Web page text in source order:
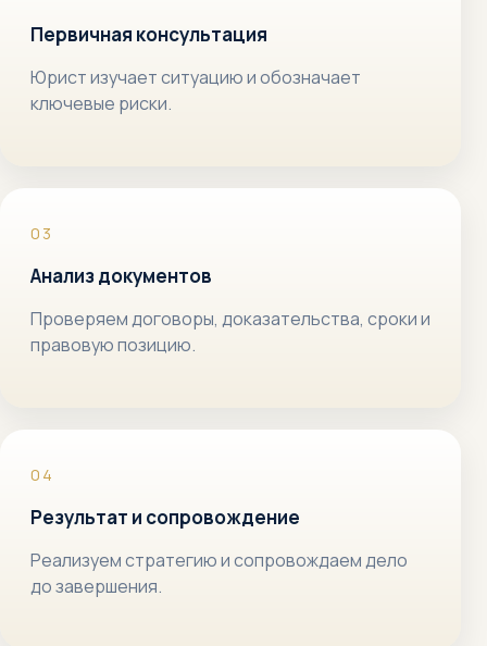
Первичная консультация
Юрист изучает ситуацию и обозначает
ключевые риски.
Анализ документов
Проверяем договоры, доказательства, сроки и
правовую позицию.
Результат и сопровождение
Реализуем стратегию и сопровождаем дело
до завершения.